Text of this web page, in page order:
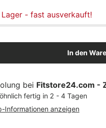
- fast ausverkauft!
In den
bei Fitstore24.com -
fertig in 2 - 4 Tagen
Informationen anzeigen